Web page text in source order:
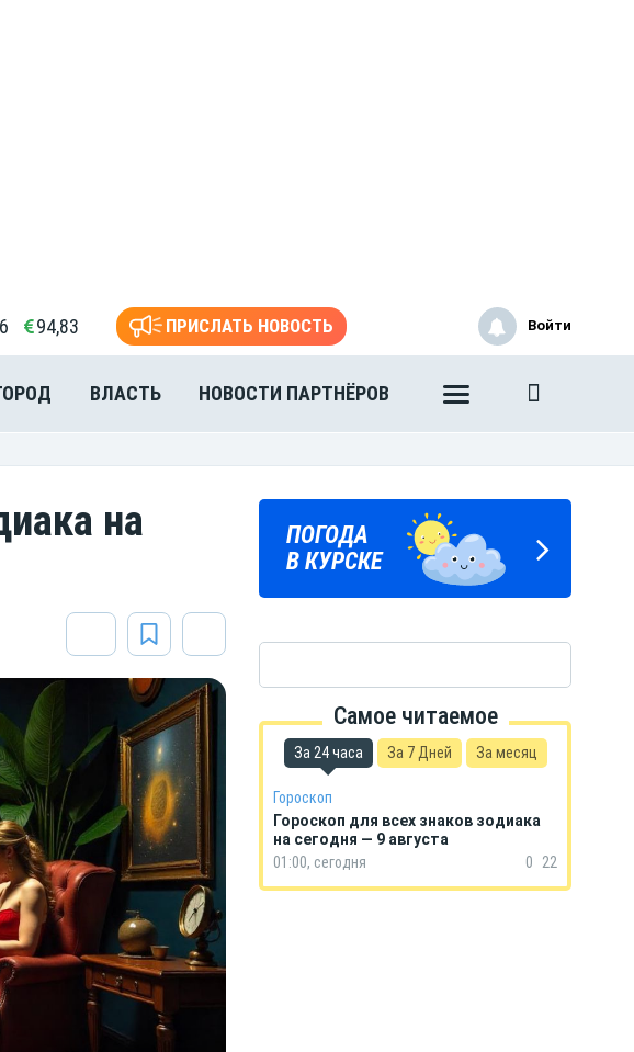
94,83 ПРИСЛАТЬ НОВОСТЬ
ВЛАСТЬ НОВОСТИ ПАРТНЁРОВ
Войти
на
ГОРОСКОП
НА КАЖДЫЙ ДЕНЬ
ПОГОДА
В КУРСКЕ
Самое читаемое
За 24 часа За 7 Дней За месяц
Гороскоп
Гороскоп для всех знаков зодиака
на сегодня — 9 августа
01:00, сегодня
0 22